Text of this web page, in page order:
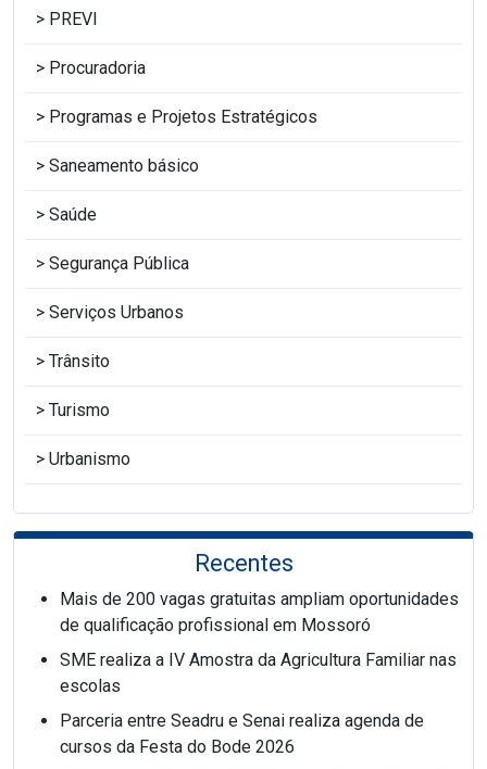
PREVI
Procuradoria
Programas e Projetos Estratégicos
Saneamento básico
Saúde
Segurança Pública
Serviços Urbanos
Trânsito
Turismo
Urbanismo
Recentes
Mais de 200 vagas gratuitas ampliam oportunidades
de qualificação profissional em Mossoró
SME realiza a IV Amostra da Agricultura Familiar nas
escolas
Parceria entre Seadru e Senai realiza agenda de
cursos da Festa do Bode 2026